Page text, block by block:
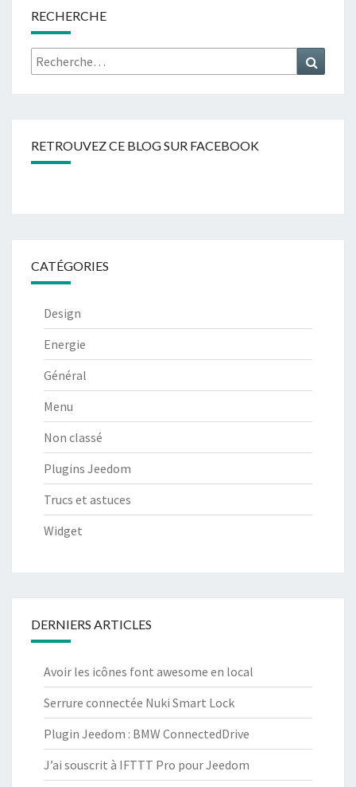
RECHERCHE
Rechercher :
RETROUVEZ CE BLOG SUR FACEBOOK
CATÉGORIES
Design
Energie
Général
Menu
Non classé
Plugins Jeedom
Trucs et astuces
Widget
DERNIERS ARTICLES
Avoir les icônes font awesome en local
Serrure connectée Nuki Smart Lock
Plugin Jeedom : BMW ConnectedDrive
J’ai souscrit à IFTTT Pro pour Jeedom